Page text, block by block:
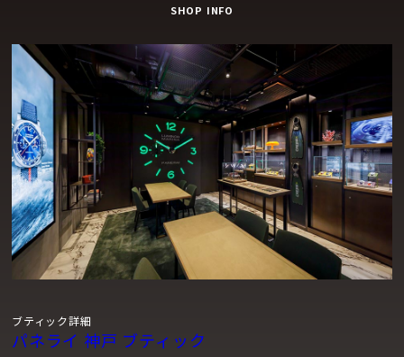
SHOP INFO
ブティック詳細
パネライ 神戸 ブティック